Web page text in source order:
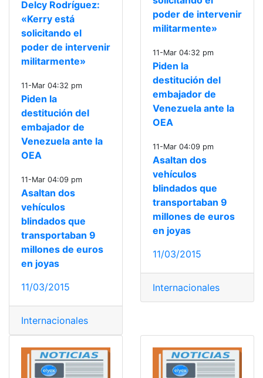
Delcy Rodríguez:
«Kerry está
solicitando el
poder de intervenir
militarmente»
11-Mar 04:32 pm
Piden la
destitución del
embajador de
Venezuela ante la
OEA
11-Mar 04:09 pm
Asaltan dos
vehículos
blindados que
transportaban 9
millones de euros
en joyas
11/03/2015
Internacionales
poder de intervenir
militarmente»
11-Mar 04:32 pm
Piden la
destitución del
embajador de
Venezuela ante la
OEA
11-Mar 04:09 pm
Asaltan dos
vehículos
blindados que
transportaban 9
millones de euros
en joyas
11/03/2015
Internacionales